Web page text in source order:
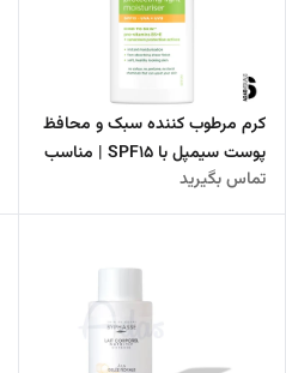
کرم مرطوب کننده سبک و محافظ
پوست سیمپل با SPF15 | مناسب
مراقبت روزانه
تماس بگیرید